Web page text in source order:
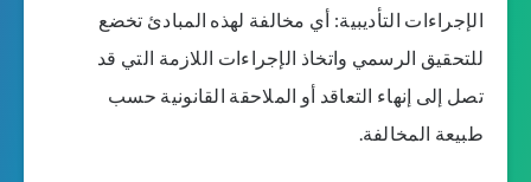
الإجراءات التأديبية: أي مخالفة لهذه المبادئ تخضع
للتحقيق الرسمي واتخاذ الإجراءات اللازمة التي قد
تصل إلى إنهاء التعاقد أو الملاحقة القانونية حسب
طبيعة المخالفة.